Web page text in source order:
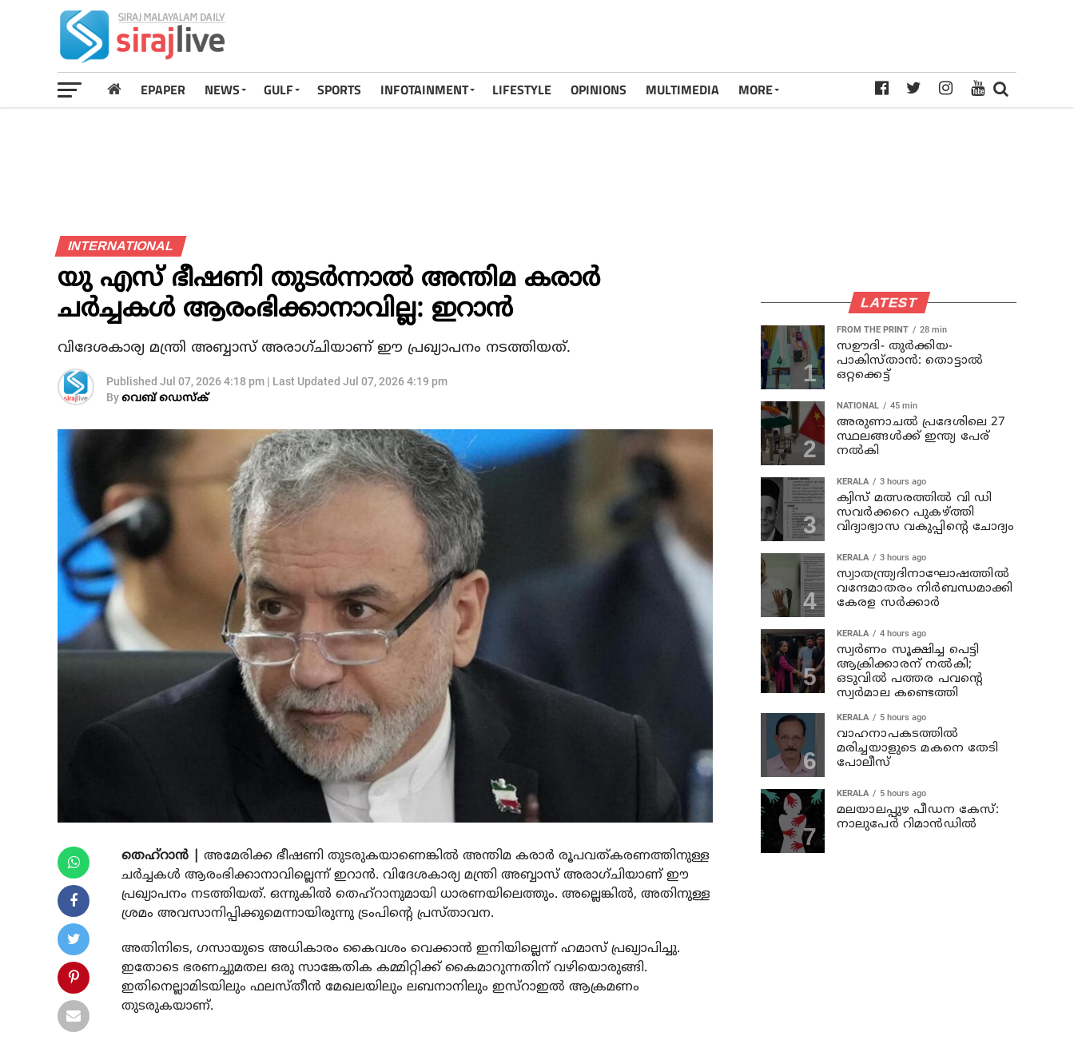
EPAPER NEWS GULF SPORTS INFOTAINMENT LIFESTYLE OPINIONS MULTIMEDIA MORE
INTERNATIONAL
യു എസ് ഭീഷണി തുടര്‍ന്നാല്‍ അന്തിമ കരാര്‍
ചര്‍ച്ചകള്‍ ആരംഭിക്കാനാവില്ല: ഇറാന്‍
വിദേശകാര്യ മന്ത്രി അബ്ബാസ് അരാഗ്ചിയാണ് ഈ പ്രഖ്യാപനം നടത്തിയത്.
Published Jul 07, 2026 4:18 pm | Last Updated Jul 07, 2026 4:19 pm
Byവെബ് ഡെസ്‌ക്
തെഹ്‌റാന്‍ |
അമേരിക്ക ഭീഷണി തുടരുകയാണെങ്കില്‍ അന്തിമ കരാര്‍ രൂപവത്കരണത്തിനുള്ള
ചര്‍ച്ചകള്‍ ആരംഭിക്കാനാവില്ലെന്ന് ഇറാന്‍. വിദേശകാര്യ മന്ത്രി അബ്ബാസ് അരാഗ്ചിയാണ് ഈ
പ്രഖ്യാപനം നടത്തിയത്. ഒന്നുകില്‍ തെഹ്‌റാനുമായി ധാരണയിലെത്തും. അല്ലെങ്കില്‍, അതിനുള്ള
ശ്രമം അവസാനിപ്പിക്കുമെന്നായിരുന്നു ട്രംപിന്റെ പ്രസ്താവന.
അതിനിടെ, ഗസായുടെ അധികാരം കൈവശം വെക്കാന്‍ ഇനിയില്ലെന്ന് ഹമാസ് പ്രഖ്യാപിച്ചു.
ഇതോടെ ഭരണച്ചുമതല ഒരു സാങ്കേതിക കമ്മിറ്റിക്ക് കൈമാറുന്നതിന് വഴിയൊരുങ്ങി.
ഇതിനെല്ലാമിടയിലും ഫലസ്തീന്‍ മേഖലയിലും ലബനാനിലും ഇസ്‌റാഇല്‍ ആക്രമണം
തുടരുകയാണ്.
LATEST
FROM THE PRINT 28 min
സഊദി- തുർക്കിയ-
പാകിസ്താൻ: തൊട്ടാൽ
ഒറ്റക്കെട്ട്
NATIONAL 45 min
അരുണാചല്‍ പ്രദേശിലെ 27
സ്ഥലങ്ങള്‍ക്ക് ഇന്ത്യ പേര്
നല്‍കി
KERALA 3 hours ago
ക്വിസ് മത്സരത്തില്‍ വി ഡി
സവര്‍ക്കറെ പുകഴ്ത്തി
വിദ്യാഭ്യാസ വകുപ്പിന്റെ ചോദ്യം
KERALA 3 hours ago
സ്വാതന്ത്ര്യദിനാഘോഷത്തില്‍
വന്ദേമാതരം നിര്‍ബന്ധമാക്കി
കേരള സര്‍ക്കാര്‍
KERALA 4 hours ago
സ്വര്‍ണം സൂക്ഷിച്ച പെട്ടി
ആക്രിക്കാരന് നല്‍കി;
ഒടുവില്‍ പത്തര പവന്റെ
സ്വര്‍മാല കണ്ടെത്തി
KERALA 5 hours ago
വാഹനാപകടത്തില്‍
മരിച്ചയാളുടെ മകനെ തേടി
പോലീസ്
KERALA 5 hours ago
മലയാലപ്പുഴ പീഡന കേസ്:
നാലുപേര്‍ റിമാന്‍ഡില്‍